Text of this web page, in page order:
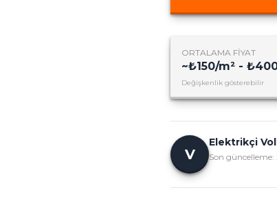
ORTALAMA FIYAT
~₺150/m² -
Değişkenlik gösterebilir
V
Elektrikçi
Son güncelleme: